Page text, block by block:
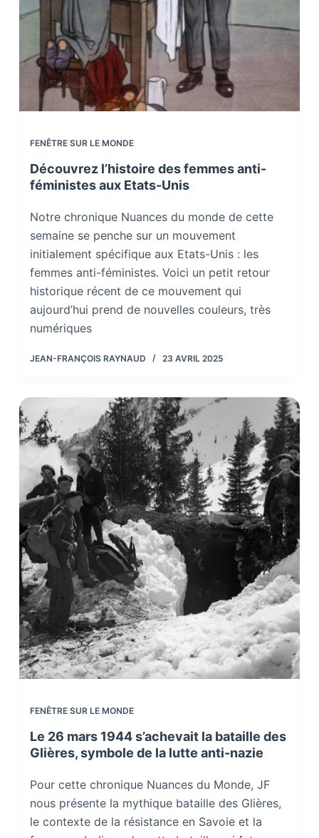
FENÊTRE SUR LE MONDE
Découvrez l’histoire des femmes anti-
féministes aux Etats-Unis
Notre chronique Nuances du monde de cette
semaine se penche sur un mouvement
initialement spécifique aux Etats-Unis : les
femmes anti-féministes. Voici un petit retour
historique récent de ce mouvement qui
aujourd’hui prend de nouvelles couleurs, très
numériques
JEAN-FRANÇOIS RAYNAUD 23 AVRIL 2025
FENÊTRE SUR LE MONDE
Le 26 mars 1944 s’achevait la bataille des
Glières, symbole de la lutte anti-nazie
Pour cette chronique Nuances du Monde, JF
nous présente la mythique bataille des Glières,
le contexte de la résistance en Savoie et la